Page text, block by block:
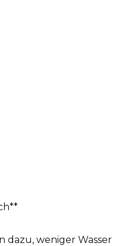
dazu, weniger Wasser